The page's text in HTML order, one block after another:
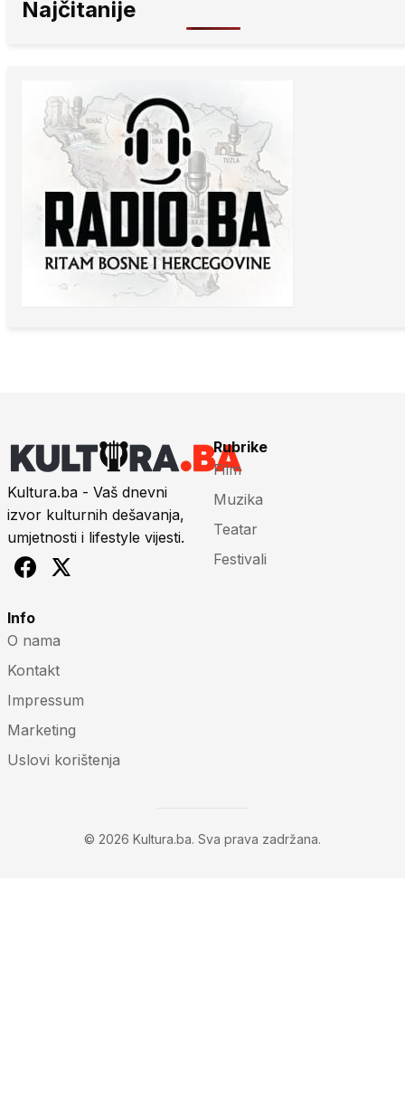
Najčitanije
Kultura.ba - Vaš dnevni
izvor kulturnih dešavanja,
umjetnosti i lifestyle vijesti.
Rubrike
Film
Muzika
Teatar
Festivali
Info
O nama
Kontakt
Impressum
Marketing
Uslovi korištenja
© 2026 Kultura.ba. Sva prava zadržana.